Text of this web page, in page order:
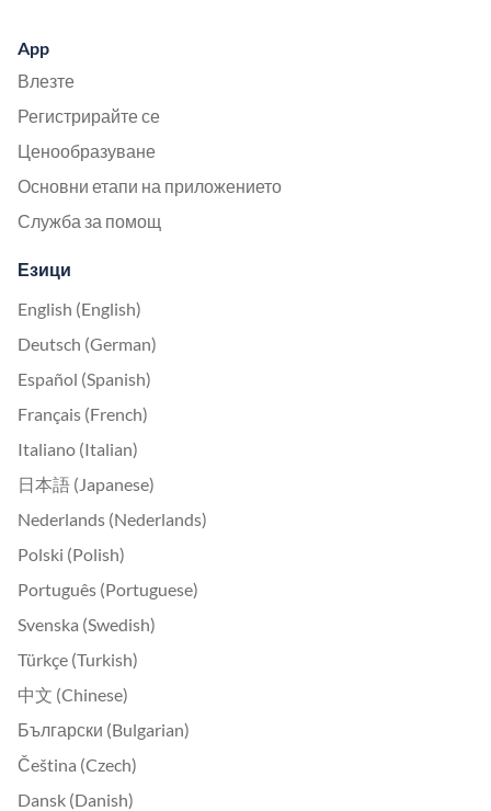
App
Влезте
Регистрирайте се
Ценообразуване
Основни етапи на приложението
Служба за помощ
Езици
English (English)
Deutsch (German)
Español (Spanish)
Français (French)
Italiano (Italian)
日本語 (Japanese)
Nederlands (Nederlands)
Polski (Polish)
Português (Portuguese)
Svenska (Swedish)
Türkçe (Turkish)
中文 (Chinese)
Български (Bulgarian)
Čeština (Czech)
Dansk (Danish)